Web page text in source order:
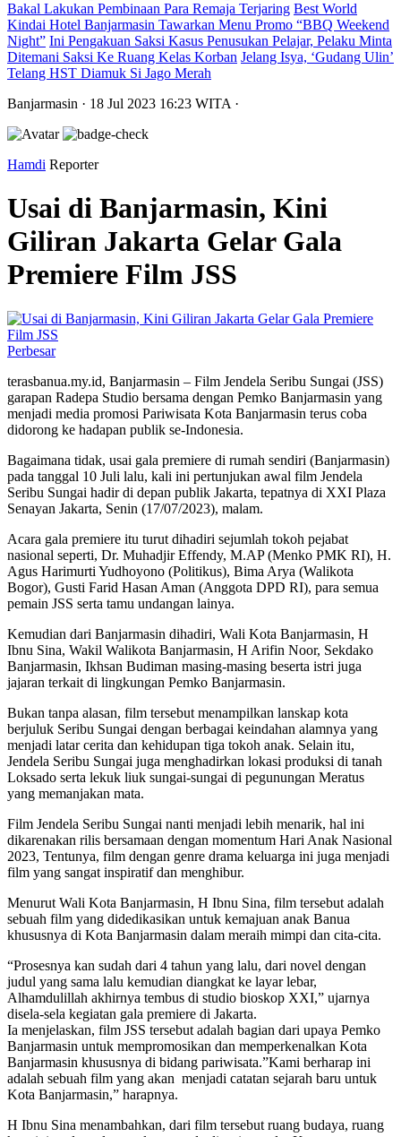
Bakal Lakukan Pembinaan Para Remaja Terjaring Best World
Kindai Hotel Banjarmasin Tawarkan Menu Promo “BBQ Weekend
Night” Ini Pengakuan Saksi Kasus Penusukan Pelajar, Pelaku Minta
Ditemani Saksi Ke Ruang Kelas Korban Jelang Isya, ‘Gudang Ulin’
Telang HST Diamuk Si Jago Merah
Banjarmasin · 18 Jul 2023 16:23 WITA ·
Hamdi Reporter
Usai di Banjarmasin, Kini
Giliran Jakarta Gelar Gala
Premiere Film JSS
Perbesar
terasbanua.my.id, Banjarmasin – Film Jendela Seribu Sungai (JSS)
garapan Radepa Studio bersama dengan Pemko Banjarmasin yang
menjadi media promosi Pariwisata Kota Banjarmasin terus coba
didorong ke hadapan publik se-Indonesia.
Bagaimana tidak, usai gala premiere di rumah sendiri (Banjarmasin)
pada tanggal 10 Juli lalu, kali ini pertunjukan awal film Jendela
Seribu Sungai hadir di depan publik Jakarta, tepatnya di XXI Plaza
Senayan Jakarta, Senin (17/07/2023), malam.
Acara gala premiere itu turut dihadiri sejumlah tokoh pejabat
nasional seperti, Dr. Muhadjir Effendy, M.AP (Menko PMK RI), H.
Agus Harimurti Yudhoyono (Politikus), Bima Arya (Walikota
Bogor), Gusti Farid Hasan Aman (Anggota DPD RI), para semua
pemain JSS serta tamu undangan lainya.
Kemudian dari Banjarmasin dihadiri, Wali Kota Banjarmasin, H
Ibnu Sina, Wakil Walikota Banjarmasin, H Arifin Noor, Sekdako
Banjarmasin, Ikhsan Budiman masing-masing beserta istri juga
jajaran terkait di lingkungan Pemko Banjarmasin.
Bukan tanpa alasan, film tersebut menampilkan lanskap kota
berjuluk Seribu Sungai dengan berbagai keindahan alamnya yang
menjadi latar cerita dan kehidupan tiga tokoh anak. Selain itu,
Jendela Seribu Sungai juga menghadirkan lokasi produksi di tanah
Loksado serta lekuk liuk sungai-sungai di pegunungan Meratus
yang memanjakan mata.
Film Jendela Seribu Sungai nanti menjadi lebih menarik, hal ini
dikarenakan rilis bersamaan dengan momentum Hari Anak Nasional
2023, Tentunya, film dengan genre drama keluarga ini juga menjadi
film yang sangat inspiratif dan menghibur.
Menurut Wali Kota Banjarmasin, H Ibnu Sina, film tersebut adalah
sebuah film yang didedikasikan untuk kemajuan anak Banua
khususnya di Kota Banjarmasin dalam meraih mimpi dan cita-cita.
“Prosesnya kan sudah dari 4 tahun yang lalu, dari novel dengan
judul yang sama lalu kemudian diangkat ke layar lebar,
Alhamdulillah akhirnya tembus di studio bioskop XXI,” ujarnya
disela-sela kegiatan gala premiere di Jakarta.
Ia menjelaskan, film JSS tersebut adalah bagian dari upaya Pemko
Banjarmasin untuk mempromosikan dan memperkenalkan Kota
Banjarmasin khususnya di bidang pariwisata.”Kami berharap ini
adalah sebuah film yang akan menjadi catatan sejarah baru untuk
Kota Banjarmasin,” harapnya.
H Ibnu Sina menambahkan, dari film tersebut ruang budaya, ruang